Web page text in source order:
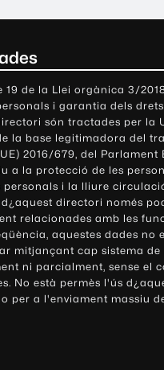
de la Llei orgànica 3/
i garantia dels
són tractades per la
la base legitimadora del
2016/679, del
a la protecció de les
i la lliure
directori només
relacionades amb les
aquestes dades no
mitjançant cap sistema de
ni parcialment, sense el
No està permès l'ús
per a l'enviament massiu